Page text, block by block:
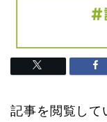
記事を閲覧して